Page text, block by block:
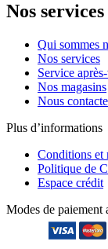
Nos services
Qui sommes
Nos services
Service
Nos magasins
Nous
Plus d’informations
Conditions et
Politique de
Espace crédit
Modes de paiement